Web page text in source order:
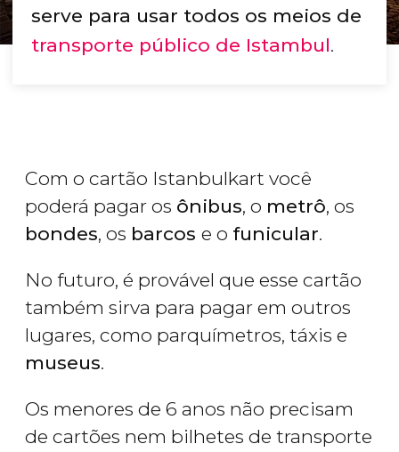
serve para usar todos os meios de
transporte público de Istambul.
Com o cartão Istanbulkart você
poderá pagar os ônibus, o metrô, os
bondes, os barcos e o funicular.
No futuro, é provável que esse cartão
também sirva para pagar em outros
lugares, como parquímetros, táxis e
museus.
Os menores de 6 anos não precisam
de cartões nem bilhetes de transporte